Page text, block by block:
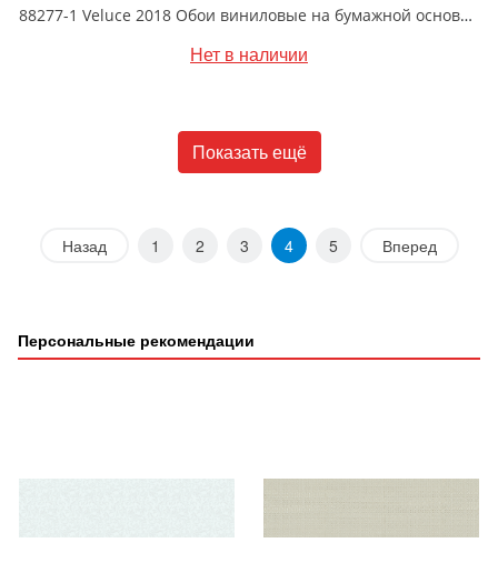
88277-1 Veluce 2018 Обои виниловые на бумажной основе 1.06*15.6
Нет в наличии
Показать ещё
Назад 1 2 3 4 5 Вперед
Персональные рекомендации